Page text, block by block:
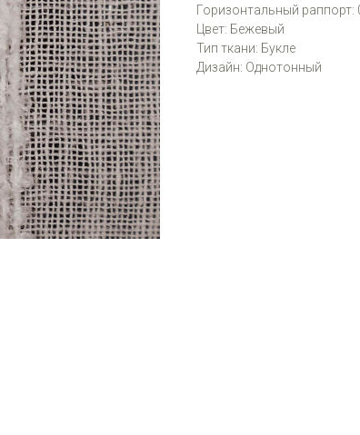
Горизонтальный раппорт:
Цвет: Бежевый
Тип ткани: Букле
Дизайн: Однотонный